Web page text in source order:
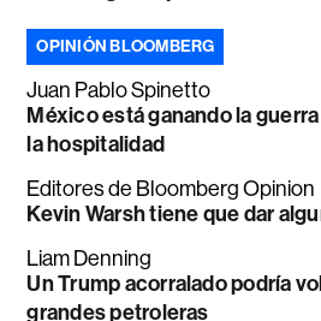
OPINIÓN BLOOMBERG
Juan Pablo Spinetto
México está ganando la
la hospitalidad
Editores de Bloomberg Opinion
Kevin Warsh tiene que dar
Liam Denning
Un Trump acorralado podría
grandes petroleras